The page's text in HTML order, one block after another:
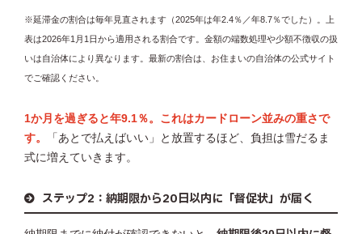
※延滞金の割合は毎年見直されます（2025年は年2.4％／年8.7％でした）。上
表は2026年1月1日から適用される割合です。金額の端数処理や少額不徴収の扱
いは自治体により異なります。最新の割合は、お住まいの自治体の公式サイト
でご確認ください。
1か月を過ぎると年9.1％。これはカードローン並みの重さで
す。
「あとで払えばいい」と放置するほど、負担は雪だるま
式に増えていきます。
ステップ2：納期限から20日以内に「督促状」が届く